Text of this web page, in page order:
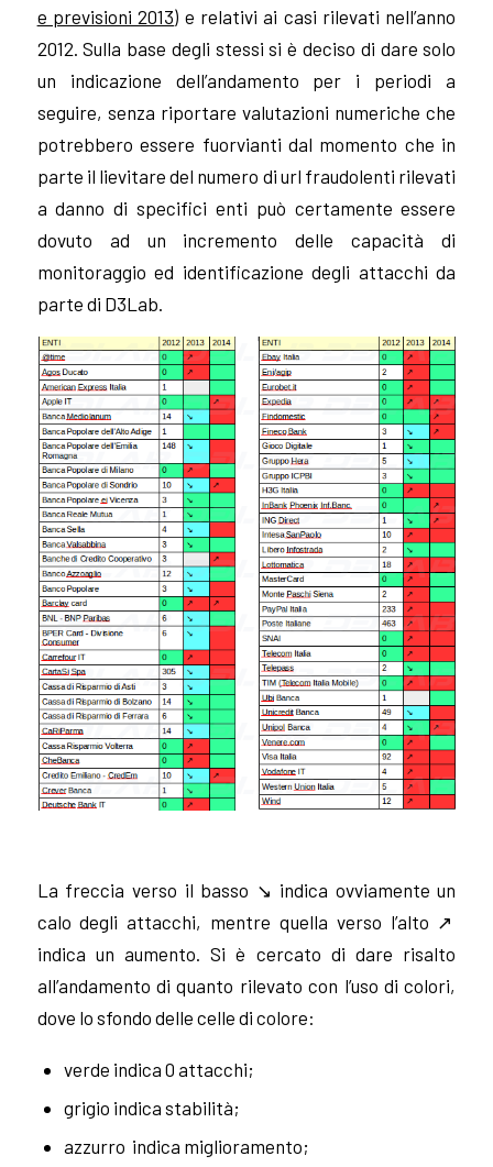
e previsioni 2013) e relativi ai casi rilevati nell’anno
2012.Sulla base degli stessi si è deciso di dare solo
un indicazione dell’andamento per i periodi a
seguire, senza riportare valutazioni numeriche che
potrebbero essere fuorvianti dal momento che in
parte il lievitare del numero di url fraudolenti rilevati
a danno di specifici enti può certamente essere
dovuto ad un incremento delle capacità di
monitoraggio ed identificazione degli attacchi da
parte di D3Lab.
La freccia verso il basso ↘ indica ovviamente un
calo degli attacchi, mentre quella verso l’alto ↗
indica un aumento. Si è cercato di dare risalto
all’andamento di quanto rilevato con l’uso di colori,
dove lo sfondo delle celle di colore:
verde indica 0 attacchi;
grigio indica stabilità;
azzurro indica miglioramento;